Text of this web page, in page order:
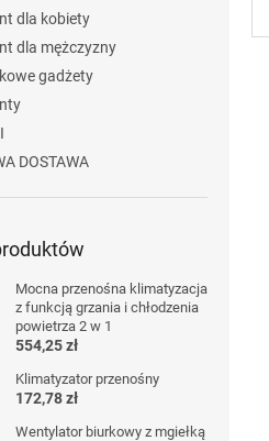
dla kobiety
dla mężczyzny
gadżety
DOSTAWA
Mocna przenośna klimatyzacja
z funkcją grzania i chłodzenia
powietrza 2 w 1
554,25 zł
Klimatyzator przenośny
172,78 zł
Wentylator biurkowy z mgiełką